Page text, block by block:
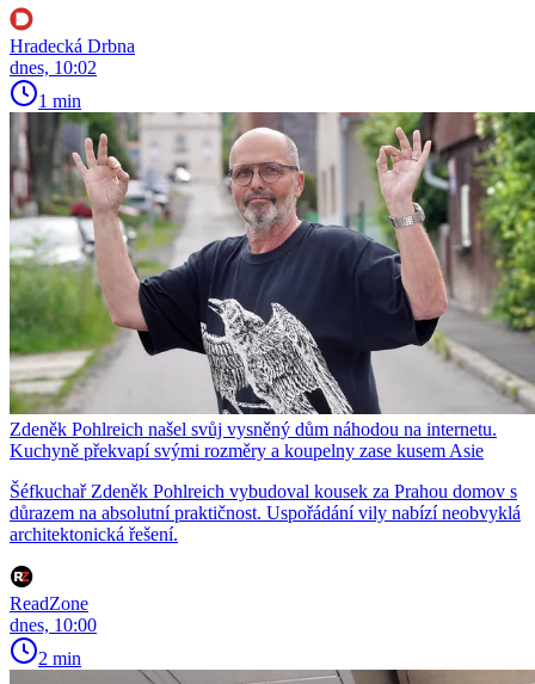
Hradecká Drbna
dnes, 10:02
1 min
Zdeněk Pohlreich našel svůj vysněný dům náhodou na internetu.
Kuchyně překvapí svými rozměry a koupelny zase kusem Asie
Šéfkuchař Zdeněk Pohlreich vybudoval kousek za Prahou domov s
důrazem na absolutní praktičnost. Uspořádání vily nabízí neobvyklá
architektonická řešení.
ReadZone
dnes, 10:00
2 min